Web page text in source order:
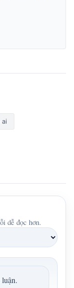
ai
dễ đọc hơn.